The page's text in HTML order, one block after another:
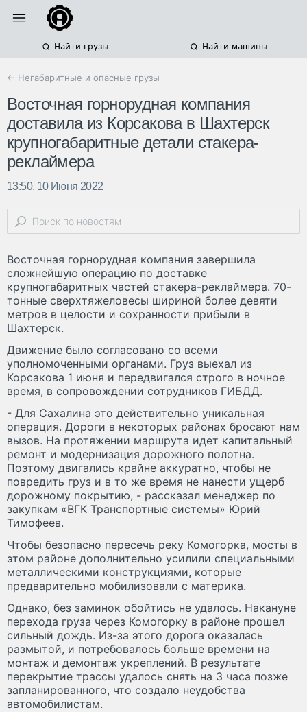
Найти грузы Найти машины
← Негабаритные и опасные грузы
Восточная горнорудная компания
доставила из Корсакова в Шахтерск
крупногабаритные детали стакера-
реклаймера
13:50, 10 Июня 2022
Восточная горнорудная компания завершила
сложнейшую операцию по доставке
крупногабаритных частей стакера-реклаймера. 70-
тонные сверхтяжеловесы шириной более девяти
метров в целости и сохранности прибыли в
Шахтерск.
Движение было согласовано со всеми
уполномоченными органами. Груз выехал из
Корсакова 1 июня и передвигался строго в ночное
время, в сопровождении сотрудников ГИБДД.
- Для Сахалина это действительно уникальная
операция. Дороги в некоторых районах бросают нам
вызов. На протяжении маршрута идет капитальный
ремонт и модернизация дорожного полотна.
Поэтому двигались крайне аккуратно, чтобы не
повредить груз и в то же время не нанести ущерб
дорожному покрытию, - рассказал менеджер по
закупкам «ВГК Транспортные системы» Юрий
Тимофеев.
Чтобы безопасно пересечь реку Комогорка, мосты в
этом районе дополнительно усилили специальными
металлическими конструкциями, которые
предварительно мобилизовали с материка.
Однако, без заминок обойтись не удалось. Накануне
перехода груза через Комогорку в районе прошел
сильный дождь. Из-за этого дорога оказалась
размытой, и потребовалось больше времени на
монтаж и демонтаж укреплений. В результате
перекрытие трассы удалось снять на 3 часа позже
запланированного, что создало неудобства
автомобилистам.